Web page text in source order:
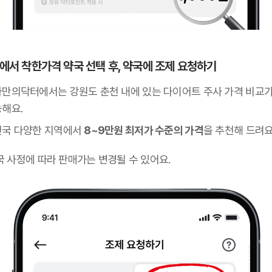
서 착한가격 약국 선택 후, 약국에 조제 요청하기
만의닥터에서는 강원도 춘천 내에 있는 다이어트 주사 가격 비교
요.
다양한 지역에서 8~9만원 최저가 수준의 가격을 추천해 드려
사정에 따라 판매가는 변경될 수 있어요.